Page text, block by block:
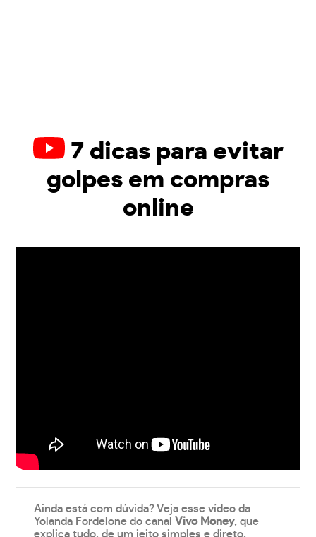
7 dicas para evitar
golpes em compras
online
Ainda está com dúvida? Veja esse vídeo da
Yolanda Fordelone do canalVivo Money, que
explica tudo, de um jeito simples e direto.